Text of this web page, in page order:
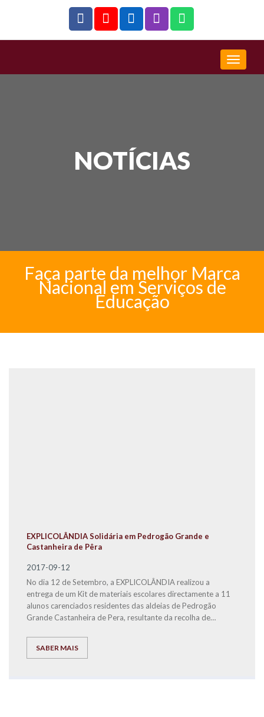
NOTÍCIAS
Faça parte da melhor Marca
Nacional em Serviços de
Educação
EXPLICOLÂNDIA Solidária em Pedrogão Grande e
Castanheira de Pêra
2017-09-12
No dia 12 de Setembro, a EXPLICOLÂNDIA realizou a
entrega de um Kit de materiais escolares directamente a 11
alunos carenciados residentes das aldeias de Pedrogão
Grande Castanheira de Pera, resultante da recolha de
SABER MAIS